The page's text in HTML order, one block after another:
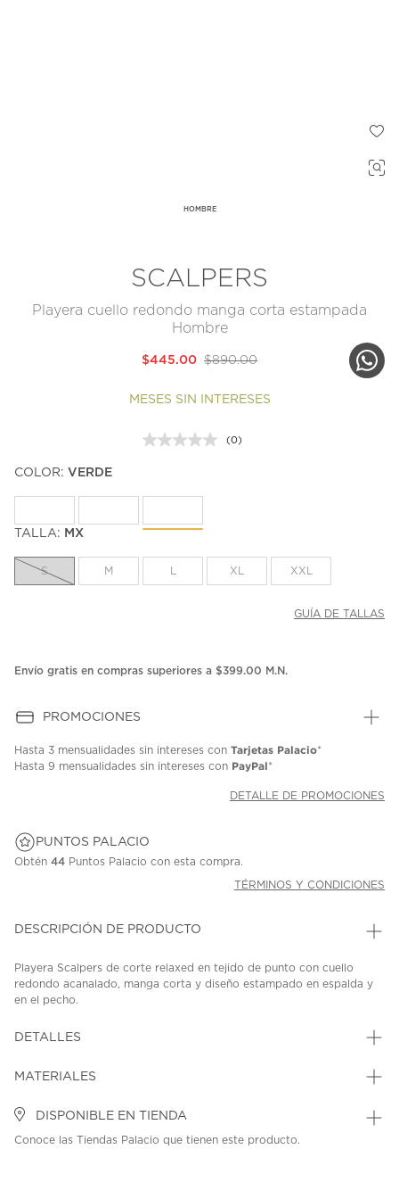
HOMBRE
SCALPERS
Playera cuello redondo manga corta estampada
Hombre
$890.00
$445.00
MESES SIN INTERESES
Sin
(0)
COLOR: VERDE
TALLA: MX
S M XL XXL
GUÍA DE TALLAS
Envío gratis en compras superiores a $399.00 M.N.
PROMOCIONES
Hasta 3 mensualidades sin intereses con Tarjetas Palacio*
Hasta 9 mensualidades sin intereses con PayPal*
DETALLE DE PROMOCIONES
PUNTOS PALACIO
Obtén 44 Puntos Palacio con esta compra.
TÉRMINOS Y CONDICIONES
DESCRIPCIÓN DE PRODUCTO
Playera Scalpers de corte relaxed en tejido de punto con cuello
redondo acanalado, manga corta y diseño estampado en espalda y
en el pecho.
DETALLES
MATERIALES
DISPONIBLE EN TIENDA
Conoce las Tiendas Palacio que tienen este producto.